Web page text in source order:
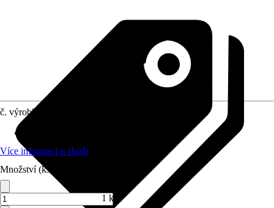
č. výrobku
Více informací o zboží
Množství (ks)
1 ks